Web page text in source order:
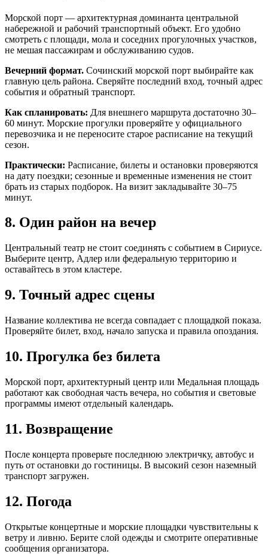
Морской порт — архитектурная доминанта центральной
набережной и рабочий транспортный объект. Его удобно
смотреть с площади, мола и соседних прогулочных участков,
не мешая пассажирам и обслуживанию судов.
Вечерний формат. Сочинский морской порт выбирайте как
главную цель района. Сверяйте последний вход, точный адрес
события и обратный транспорт.
Как спланировать: Для внешнего маршрута достаточно 30–
60 минут. Морские прогулки проверяйте у официального
перевозчика и не переносите старое расписание на текущий
сезон.
Практически: Расписание, билеты и остановки проверяются
на дату поездки; сезонные и временные изменения не стоит
брать из старых подборок. На визит закладывайте 30–75
минут.
8. Один район на вечер
Центральный театр не стоит соединять с событием в Сириусе.
Выберите центр, Адлер или федеральную территорию и
оставайтесь в этом кластере.
9. Точный адрес сцены
Название коллектива не всегда совпадает с площадкой показа.
Проверяйте билет, вход, начало запуска и правила опоздания.
10. Прогулка без билета
Морской порт, архитектурный центр или Медальная площадь
работают как свободная часть вечера, но события и световые
программы имеют отдельный календарь.
11. Возвращение
После концерта проверьте последнюю электричку, автобус и
путь от остановки до гостиницы. В высокий сезон наземный
транспорт загружен.
12. Погода
Открытые концертные и морские площадки чувствительны к
ветру и ливню. Берите слой одежды и смотрите оперативные
сообщения организатора.